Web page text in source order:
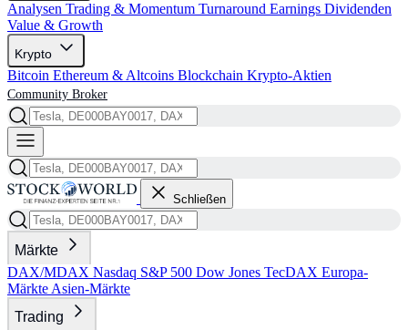
Analysen Trading & Momentum Turnaround Earnings Dividenden
Value & Growth
Krypto
Bitcoin Ethereum & Altcoins Blockchain Krypto-Aktien
Community Broker
Schließen
Märkte
DAX/MDAX Nasdaq S&P 500 Dow Jones TecDAX Europa-
Märkte Asien-Märkte
Trading